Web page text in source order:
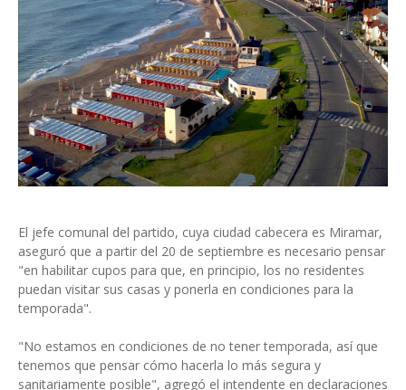
El jefe comunal del partido, cuya ciudad cabecera es Miramar,
aseguró que a partir del 20 de septiembre es necesario pensar
"en habilitar cupos para que, en principio, los no residentes
puedan visitar sus casas y ponerla en condiciones para la
temporada".
"No estamos en condiciones de no tener temporada, así que
tenemos que pensar cómo hacerla lo más segura y
sanitariamente posible", agregó el intendente en declaraciones